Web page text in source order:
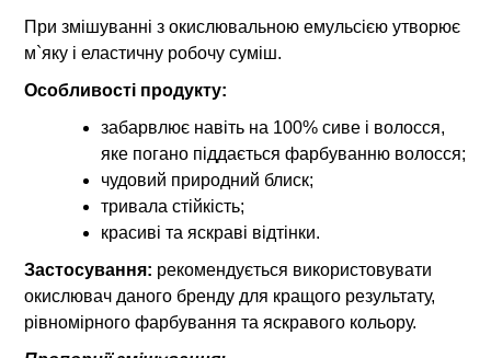
При змішуванні з окислювальною емульсією утворює
м`яку і еластичну робочу суміш.
Особливості продукту:
забарвлює навіть на 100% сиве і волосся,
яке погано піддається фарбуванню волосся;
чудовий природний блиск;
тривала стійкість;
красиві та яскраві відтінки.
Застосування: рекомендується використовувати
окислювач даного бренду для кращого результату,
рівномірного фарбування та яскравого кольору.